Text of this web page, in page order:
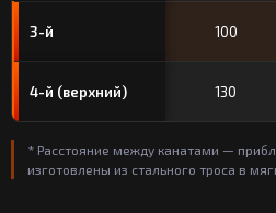
3-й 100
4-й (верхний) 130
* Расстояние между канатами —
изготовлены из стального троса в